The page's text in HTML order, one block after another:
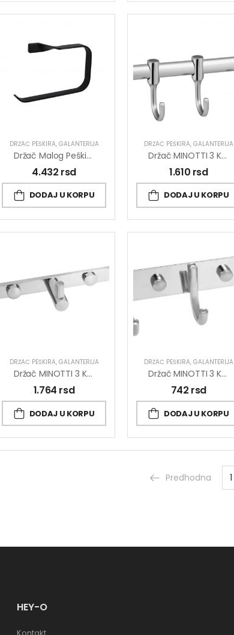
DRŽAČ PEŠKIRA, GALANTERIJA
Držač Malog Peškira COPEN LINEA DARK
4.432 rsd
DODAJ U KORPU
DRŽAČ PEŠKIRA, GALANTERIJA
Držač MINOTTI 3 Kuke
1.610 rsd
DODAJ U KORPU
DRŽAČ PEŠKIRA, GALANTERIJA
Držač MINOTTI 3 Kuke Fiksni Mesing
1.764 rsd
DODAJ U KORPU
DRŽAČ PEŠKIRA, GALANTERIJA
Držač MINOTTI 3 Kuke Fiksni S/S
742 rsd
DODAJ U KORPU
Predhodna 1
HEY-O